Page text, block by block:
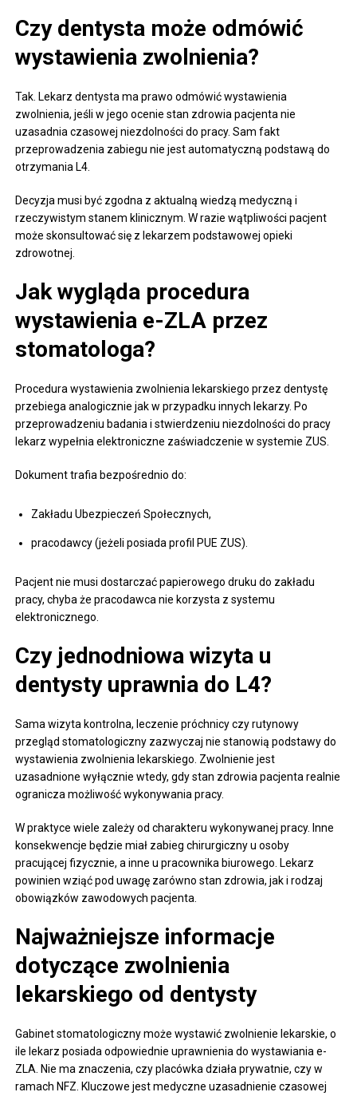
Czy dentysta może odmówić
wystawienia zwolnienia?
Tak. Lekarz dentysta ma prawo odmówić wystawienia
zwolnienia, jeśli w jego ocenie stan zdrowia pacjenta nie
uzasadnia czasowej niezdolności do pracy. Sam fakt
przeprowadzenia zabiegu nie jest automatyczną podstawą do
otrzymania L4.
Decyzja musi być zgodna z aktualną wiedzą medyczną i
rzeczywistym stanem klinicznym. W razie wątpliwości pacjent
może skonsultować się z lekarzem podstawowej opieki
zdrowotnej.
Jak wygląda procedura
wystawienia e-ZLA przez
stomatologa?
Procedura wystawienia zwolnienia lekarskiego przez dentystę
przebiega analogicznie jak w przypadku innych lekarzy. Po
przeprowadzeniu badania i stwierdzeniu niezdolności do pracy
lekarz wypełnia elektroniczne zaświadczenie w systemie ZUS.
Dokument trafia bezpośrednio do:
Zakładu Ubezpieczeń Społecznych,
pracodawcy (jeżeli posiada profil PUE ZUS).
Pacjent nie musi dostarczać papierowego druku do zakładu
pracy, chyba że pracodawca nie korzysta z systemu
elektronicznego.
Czy jednodniowa wizyta u
dentysty uprawnia do L4?
Sama wizyta kontrolna, leczenie próchnicy czy rutynowy
przegląd stomatologiczny zazwyczaj nie stanowią podstawy do
wystawienia zwolnienia lekarskiego. Zwolnienie jest
uzasadnione wyłącznie wtedy, gdy stan zdrowia pacjenta realnie
ogranicza możliwość wykonywania pracy.
W praktyce wiele zależy od charakteru wykonywanej pracy. Inne
konsekwencje będzie miał zabieg chirurgiczny u osoby
pracującej fizycznie, a inne u pracownika biurowego. Lekarz
powinien wziąć pod uwagę zarówno stan zdrowia, jak i rodzaj
obowiązków zawodowych pacjenta.
Najważniejsze informacje
dotyczące zwolnienia
lekarskiego od dentysty
Gabinet stomatologiczny może wystawić zwolnienie lekarskie, o
ile lekarz posiada odpowiednie uprawnienia do wystawiania e-
ZLA. Nie ma znaczenia, czy placówka działa prywatnie, czy w
ramach NFZ. Kluczowe jest medyczne uzasadnienie czasowej